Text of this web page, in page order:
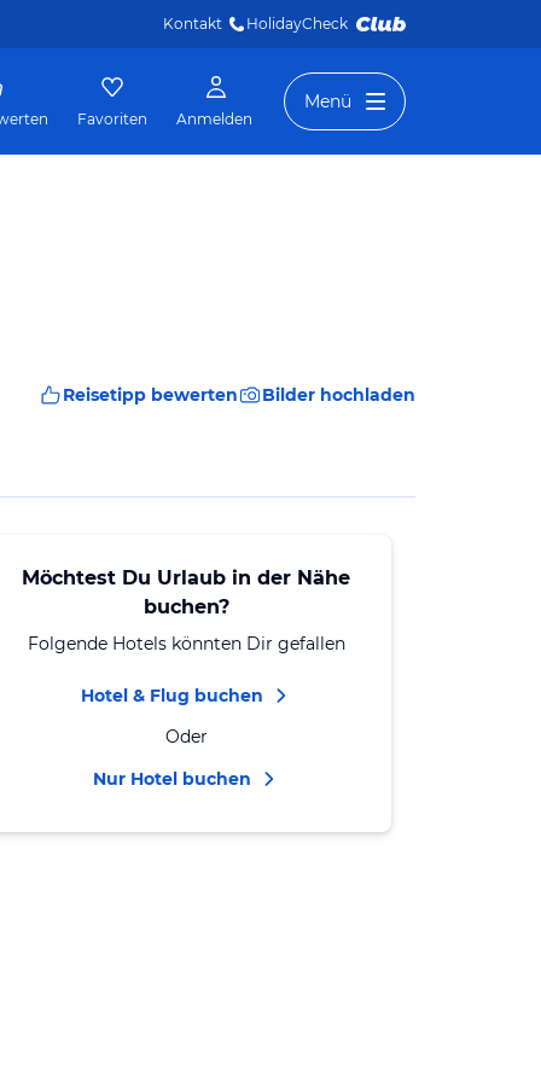
Kontakt HolidayCheck
Favoriten Anmelden
Menü
Reisetipp bewerten Bilder hochladen
Möchtest Du Urlaub in der Nähe
buchen?
Folgende Hotels könnten Dir gefallen
Hotel & Flug buchen
Oder
Nur Hotel buchen